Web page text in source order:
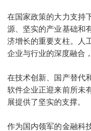
在国家政策的大力支持
源、坚实的产业基础和
济增长的重要支柱。人
企业与行业的深度融合
在技术创新、国产替代
软件企业正迎来前所未
展提供了坚实的支撑。
作为国内领军的金融科